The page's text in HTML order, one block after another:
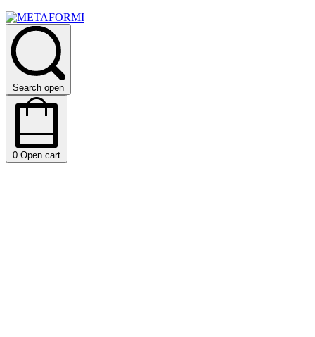
Search open
0 Open cart